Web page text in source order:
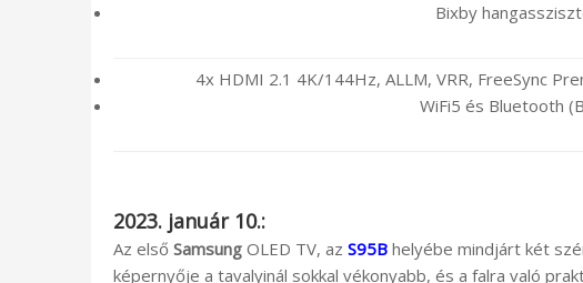
Bixby
4x HDMI 2.1 4K/144Hz, ALLM, VRR, FreeSync
WiFi5 és Bluetooth
2023. január 10.:
Az első Samsung OLED TV, az S95B helyébe mindjárt két
képernyője a tavalyinál sokkal vékonyabb, és a falra való